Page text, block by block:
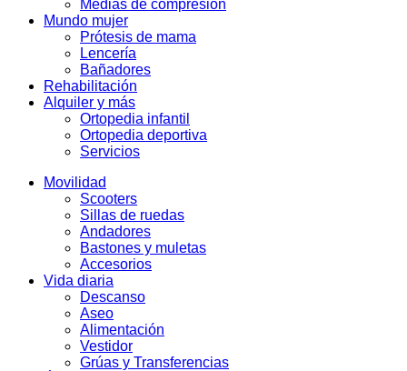
Medias de compresión
Mundo mujer
Prótesis de mama
Lencería
Bañadores
Rehabilitación
Alquiler y más
Ortopedia infantil
Ortopedia deportiva
Servicios
Movilidad
Scooters
Sillas de ruedas
Andadores
Bastones y muletas
Accesorios
Vida diaria
Descanso
Aseo
Alimentación
Vestidor
Grúas y Transferencias